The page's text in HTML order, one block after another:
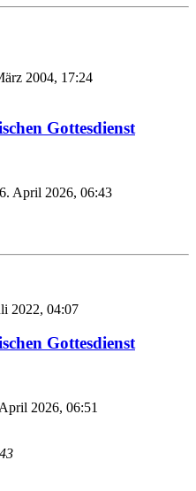
2004, 17:24
Gottesdienst
April 2026, 06:43
2022, 04:07
Gottesdienst
2026, 06:51